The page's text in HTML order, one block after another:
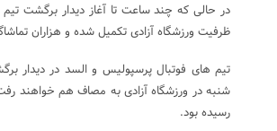
در حالی که چند ساعت تا آغاز دیدار برگشت تیم
ظرفیت ورزشگاه آزادی تکمیل شده و هزاران
شنبه در ورزشگاه آزادی به مصاف هم خواهند
رسیده بود.